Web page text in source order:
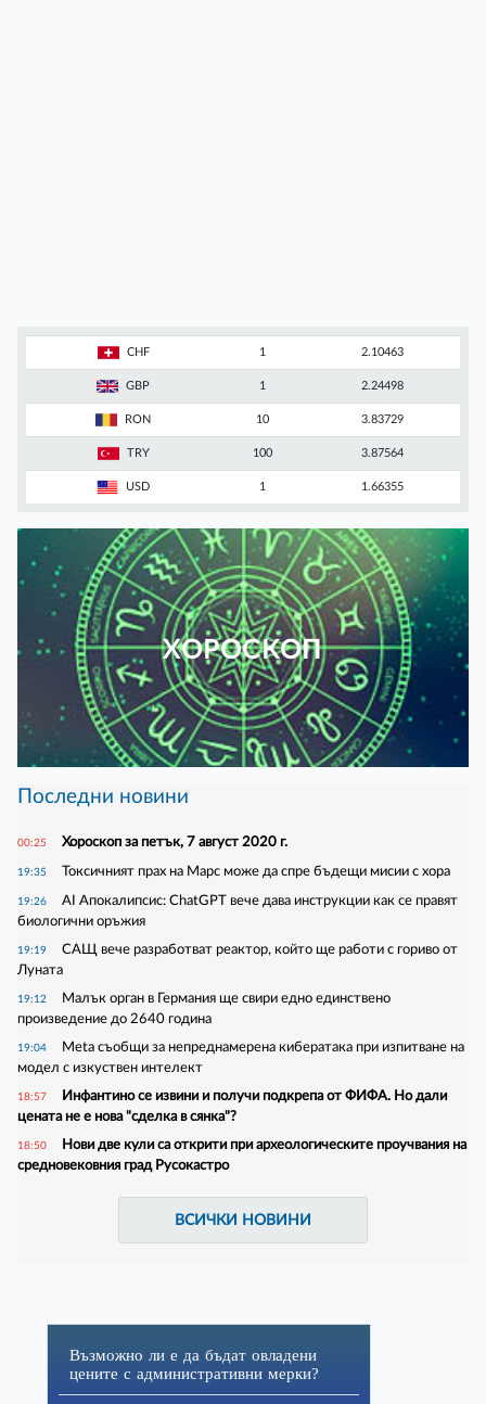
CHF 1 2.10463
GBP 1 2.24498
RON 10 3.83729
TRY 100 3.87564
USD 1 1.66355
ХОРОСКОП
Последни новини
00:25 Хороскоп за петък, 7 август 2020 г.
19:35 Токсичният прах на Марс може да спре бъдещи мисии с хора
19:26
AI Апокалипсис: ChatGPT вече дава инструкции как се правят
биологични оръжия
19:19
САЩ вече разработват реактор, който ще работи с гориво от
Луната
19:12
Малък орган в Германия ще свири едно единствено
произведение до 2640 година
19:04
Meta съобщи за непреднамерена кибератака при изпитване на
модел с изкуствен интелект
18:57
Инфантино се извини и получи подкрепа от ФИФА. Но дали
цената не е нова "сделка в сянка"?
18:50
Нови две кули са открити при археологическите проучвания на
средновековния град Русокастро
ВСИЧКИ НОВИНИ